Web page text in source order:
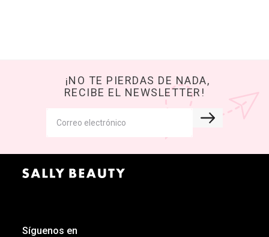
¡NO TE PIERDAS DE NADA,
RECIBE EL NEWSLETTER!
Síguenos en